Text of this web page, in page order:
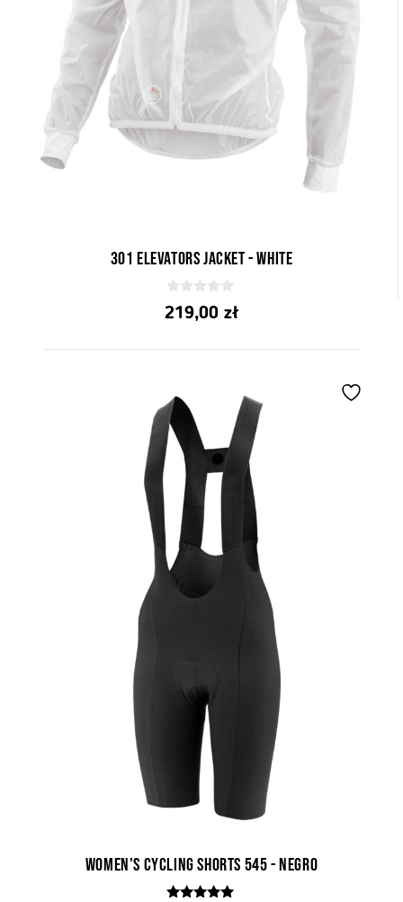
301 elevators jacket - white
0
z
219,00 zł
Women's cycling shorts 545 - Negro